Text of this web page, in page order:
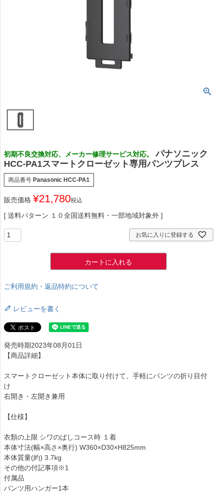
初期不良交換対応、メーカー修理サービス対応。
パナソニック
HCC-PA1スマートクローゼット専用パンツプレス
商品番号 Panasonic HCC-PA1
販売価格 ¥21,780税込
送料パターン １０全国送料無料・一部地域対象外
お気に入りに登録する
カートに入れる
ご利用規約・返品特約について
レビューを書く
発売時期2023年08月01日
【商品詳細】
スマートクローゼット本体に取り付けて、手軽にパンツの折り目付
け
右開き・左開き兼用
【仕様】
衣類の上限 シワのばしコース時 １着
本体寸法(幅×高さ×奥行) W360×D30×H825mm
本体質量(約) 3.7kg
その他の付記事項※1
付属品
パンツ用ハンガー1本